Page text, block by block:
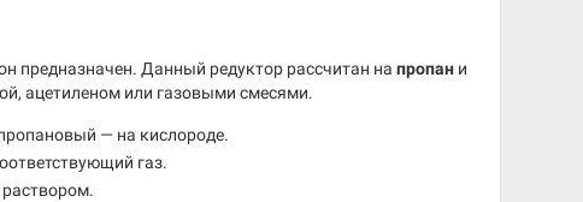
предназначен. Данный редуктор рассчитан на пропан и
ацетиленом или газовыми смесями.
— на кислороде.
газ.